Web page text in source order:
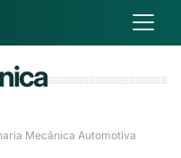
Mecânica Automotiva